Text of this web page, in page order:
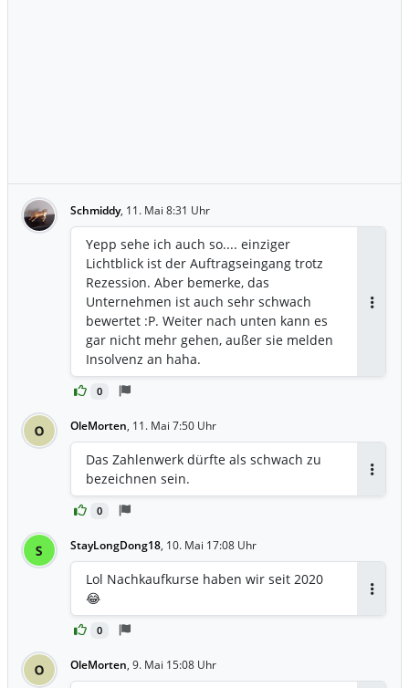
Schmiddy, 11. Mai 8:31 Uhr
0
Yepp sehe ich auch so.... einziger
Lichtblick ist der Auftragseingang trotz
Rezession. Aber bemerke, das
Unternehmen ist auch sehr schwach
bewertet :P. Weiter nach unten kann es
gar nicht mehr gehen, außer sie melden
Insolvenz an haha.
O OleMorten, 11. Mai 7:50 Uhr
0
Das Zahlenwerk dürfte als schwach zu
bezeichnen sein.
S StayLongDong18, 10. Mai 17:08 Uhr
0
Lol Nachkaufkurse haben wir seit 2020
😂
O OleMorten, 9. Mai 15:08 Uhr